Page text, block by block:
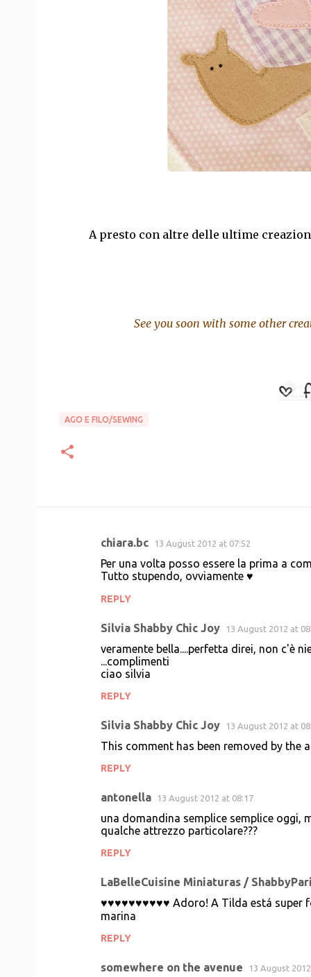
A presto con altre delle ultime
See you soon with some other
AGO E FILO/SEWING
chiara.bc 13 August 2012 at 07:52
Per una volta posso essere la prima a
Tutto stupendo, ovviamente ♥
REPLY
Silvia Shabby Chic Joy 13 August 2012 at
veramente bella....perfetta direi, non c'è
...complimenti
ciao silvia
REPLY
Silvia Shabby Chic Joy 13 August 2012 at
This comment has been removed by the
REPLY
antonella 13 August 2012 at 08:17
una domandina semplice semplice oggi,
qualche attrezzo particolare???
REPLY
LaBelleCuisine Miniaturas /
♥♥♥♥♥♥♥♥♥♥ Adoro! A Tilda está super
marina
REPLY
somewhere on the avenue 13 August